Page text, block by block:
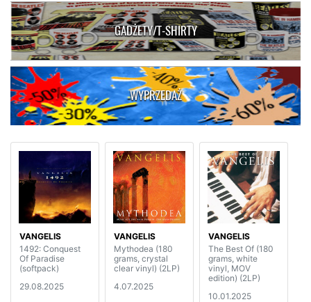
GADŻETY/T-SHIRTY
WYPRZEDAŻ
VANGELIS
1492: Conquest
Of Paradise
(softpack)
29.08.2025
VANGELIS
Mythodea (180
grams, crystal
clear vinyl) (2LP)
4.07.2025
VANGELIS
The Best Of (180
grams, white
vinyl, MOV
edition) (2LP)
10.01.2025